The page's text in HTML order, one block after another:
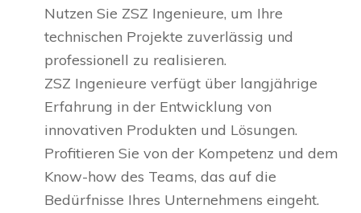
Nutzen Sie ZSZ Ingenieure, um Ihre
technischen Projekte zuverlässig und
professionell zu realisieren.
ZSZ Ingenieure verfügt über langjährige
Erfahrung in der Entwicklung von
innovativen Produkten und Lösungen.
Profitieren Sie von der Kompetenz und dem
Know-how des Teams, das auf die
Bedürfnisse Ihres Unternehmens eingeht.